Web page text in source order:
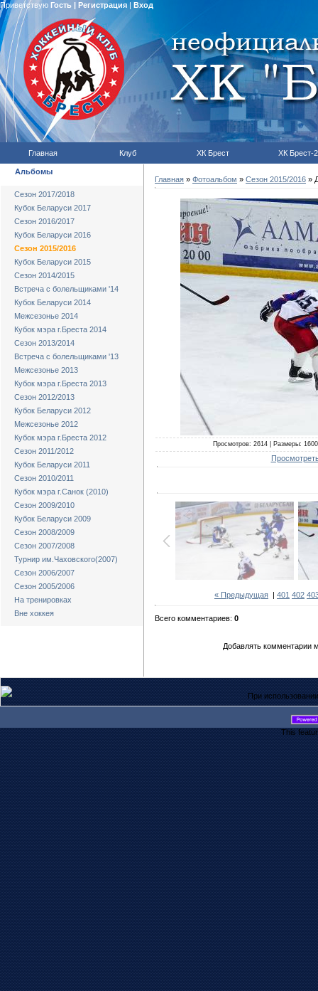
Приветствую Гость | Регистрация| Вход
Главная Клуб ХК Брест ХК Брест-2
Альбомы
Сезон 2017/2018
Кубок Беларуси 2017
Сезон 2016/2017
Кубок Беларуси 2016
Сезон 2015/2016
Кубок Беларуси 2015
Сезон 2014/2015
Встреча с болельщиками '14
Кубок Беларуси 2014
Межсезонье 2014
Кубок мэра г.Бреста 2014
Сезон 2013/2014
Встреча с болельщиками '13
Межсезонье 2013
Кубок мэра г.Бреста 2013
Сезон 2012/2013
Кубок Беларуси 2012
Межсезонье 2012
Кубок мэра г.Бреста 2012
Сезон 2011/2012
Кубок Беларуси 2011
Сезон 2010/2011
Кубок мэра г.Санок (2010)
Сезон 2009/2010
Кубок Беларуси 2009
Сезон 2008/2009
Сезон 2007/2008
Турнир им.Чаховского(2007)
Сезон 2006/2007
Сезон 2005/2006
На тренировках
Вне хоккея
Главная » Фотоальбом » Сезон 2015/2016 »
Просмотров: 2614 | Размеры:
« Предыдущая | 401 402
Всего комментариев: 0
Добавлять комментарии
При
This